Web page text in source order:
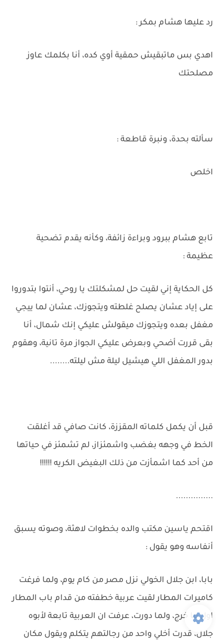
رد عليها هشام بمكر :
اهدي بس ماتبقيش حمقية أوي كده، أنا بكلمك عاوز
مصلحتك
سألته بحدة، ونبرة قاطعة :
اخلص
تابع هشام ببرود وبراءة زائفة، وكأنه يقدم تضحية
عظيمة :
كل الحكاية إني لقيت حل لمشكلتك يا روحي، أنتوا بتدوروا
على إياد عشان يصلح غلطته ويتجوزك، عشان لما ييجي
مغفل بعده ويتجوزك ميقولش عليكي إنك شمال، أنا
بقى قررت أضحي وبعرض عليكي الجواز مرة تانية، وهقوم
بدور المغفل اللي هيشيل ليلة مش ليلته........
قبل أن يكمل كلماته المقززة، كانت صافي قد أغلقت
الخط في وجهه بغضب واشمئزاز، لم تشمئز في حياتها
من أحد كما اشمأزت من ذلك البغيض الكريه !!!!!!
...............
اقتحم ياسين مكتب والده بخطوات لاهثة، وصوته يسبق
أنفاسه وهو يقول :
بابا، ابن جلال الخولي نزل مصر من كام يوم، ولما فرغت
كاميرات المطار لقيت عربية خطفته من قدام باب المطار
اول ما خرج، ولما دورت، عرفت ان العربية تابعة لأبوه
جلال، قدرت أخلي واحد من رجالتهم يتكلم ويقول مكان